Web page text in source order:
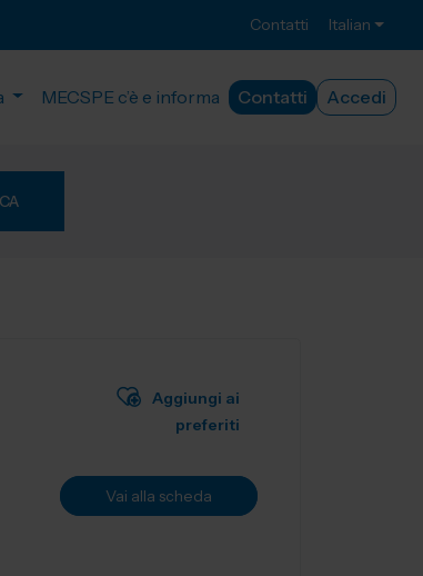
Contatti Italian
MECSPE c’è e informa Contatti Accedi
Aggiungi ai
preferiti
Vai alla scheda